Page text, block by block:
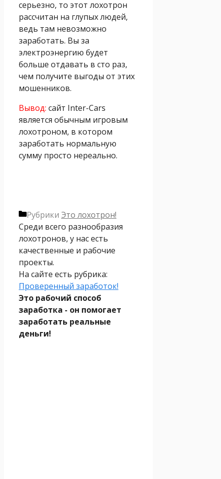
серьезно, то этот лохотрон
рассчитан на глупых людей,
ведь там невозможно
заработать. Вы за
электроэнергию будет
больше отдавать в сто раз,
чем получите выгоды от этих
мошенников.
Вывод: сайт Inter-Cars
является обычным игровым
лохотроном, в котором
заработать нормальную
сумму просто нереально.
Рубрики Это лохотрон!
Среди всего разнообразия
лохотронов, у нас есть
качественные и рабочие
проекты.
На сайте есть рубрика:
Проверенный заработок!
Это рабочий способ
заработка - он помогает
заработать реальные
деньги!